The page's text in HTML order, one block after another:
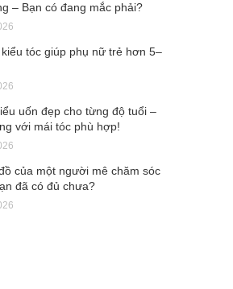
– Bạn có đang mắc phải?
tóc giúp phụ nữ trẻ hơn 5–
uốn đẹp cho từng độ tuổi –
với mái tóc phù hợp!
của một người mê chăm sóc
đã có đủ chưa?